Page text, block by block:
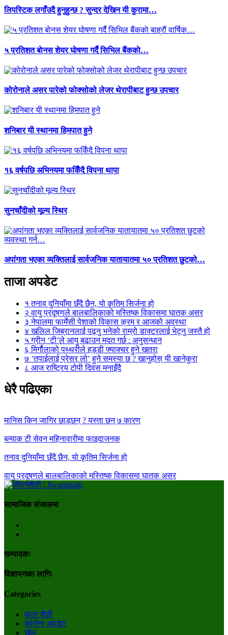
लिपस्टिक लगाँउदै हुनुहुन्छ ? सुन्दर देखिन यी कुरामा…
५ प्रतिशत बाेनस शेयर घाेषणा गर्दै सिभिल बैंककाे…
कोरोनाले असर पारेको फोक्सोको लेजर थेरापीबाट हुन्छ उपचार
शनिबार यी स्थानमा हिमपात हुने
१६ वर्षपछि अभिनयमा फर्किँदै विपना थापा
सुनचाँदीको मूल्य स्थिर
अपांगता भएका व्यक्तिलाई सार्वजनिक यातायातमा ५० प्रतिशत छुटको…
ताजा अपडेट
१ तनाव दुनियाँमा छँदै छैन, यो कृतिम सिर्जना हो
२ वायु प्रदूषणले बालबालिकाको मस्तिष्क विकासमा घातक असर
३ नेपालमा फार्मेसी पेशाको विकास क्रम र आजको अवस्था
४ खलिल जिब्रानलाई पढ्नु भनेको राम्रो डाक्टरलाई भेट्नु जस्तै हो
५ग्रीन ‘टी’ले आयु बढाउन मदत गर्छ : अनुसन्धान
६ मिर्गौलाको पथ्थरीले हड्डी फ्याक्चर हुने खतरा
७ ‘तपाईलाई प्रेसर लो’ हुने समस्या छ ? खानुहोस् यी खानेकुरा
८ आज राष्ट्रिय टोपी दिवस मनाइँदै
धेरै पढिएका
मानिस किन जागिर छाड्छन् ? यस्ता छन् ७ कारण
ब्ल्याक टी सेवन महिनावारीमा फाइदाजनक
तनाव दुनियाँमा छँदै छैन, यो कृतिम सिर्जना हो
वायु प्रदूषणले बालबालिकाको मस्तिष्क विकासमा घातक असर
सामाजिक संजालमा
सम्पादकः
विज्ञापनका लागिः
Categories
कला शैली
कोरोना अपडेट
खेल